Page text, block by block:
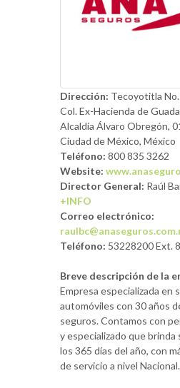
Dirección: Tecoyotitla
Col. Ex-Hacienda de
Alcaldía Álvaro Obregón,
Ciudad de México, México
Teléfono: 800 835 3262
Website:
Director General: Raúl
+INFO
Correo electrónico:
Teléfono: 53228200 Ext.
Breve descripción de la
Empresa especializada en
automóviles con 30 años
seguros. Contamos con
y especializado que brinda
los 365 días del año, con
de servicio a nivel Nacional.